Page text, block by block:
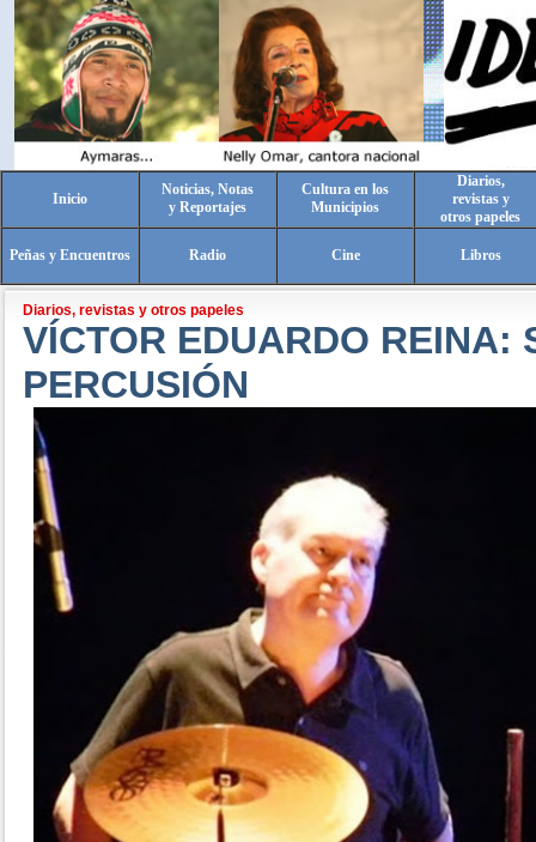
Inicio
Noticias, Notas
y Reportajes
Cultura en los
Municipios
Diarios,
revistas y
otros papeles
Peñas y Encuentros Radio Cine Libros
Diarios, revistas y otros papeles
VÍCTOR EDUARDO REINA:
PERCUSIÓN